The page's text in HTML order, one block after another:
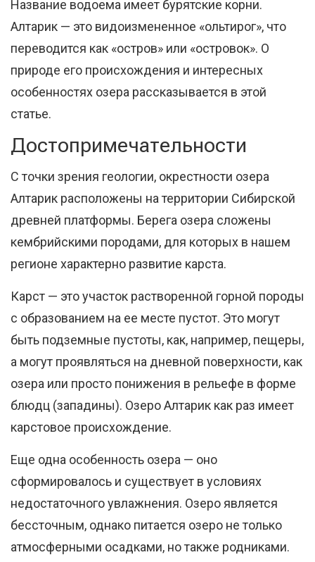
Название водоема имеет бурятские корни.
Алтарик — это видоизмененное «ольтирог», что
переводится как «остров» или «островок». О
природе его происхождения и интересных
особенностях озера рассказывается в этой
статье.
Достопримечательности
С точки зрения геологии, окрестности озера
Алтарик расположены на территории Сибирской
древней платформы. Берега озера сложены
кембрийскими породами, для которых в нашем
регионе характерно развитие карста.
Карст — это участок растворенной горной породы
с образованием на ее месте пустот. Это могут
быть подземные пустоты, как, например, пещеры,
а могут проявляться на дневной поверхности, как
озера или просто понижения в рельефе в форме
блюдц (западины). Озеро Алтарик как раз имеет
карстовое происхождение.
Еще одна особенность озера — оно
сформировалось и существует в условиях
недостаточного увлажнения. Озеро является
бессточным, однако питается озеро не только
атмосферными осадками, но также родниками.